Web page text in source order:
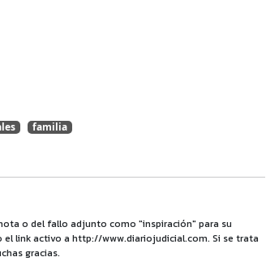
familia
o del fallo adjunto como "inspiración" para su
link activo a http://www.diariojudicial.com. Si se trata
gracias.